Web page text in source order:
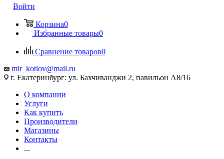
Войти
Корзина0
Избранные товары0
Сравнение товаров0
mir_kotlov@mail.ru
г. Екатеринбург: ул. Бахчиванджи 2, павильон А8/16
О компании
Услуги
Как купить
Производители
Магазины
Контакты
...